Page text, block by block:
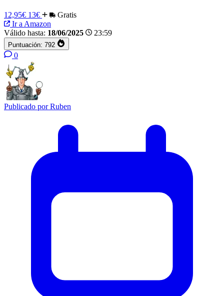
12,95€ 13€
Gratis
Ir a Amazon
Válido hasta: 18/06/2025 23:59
Puntuación: 792
0
Publicado porRuben